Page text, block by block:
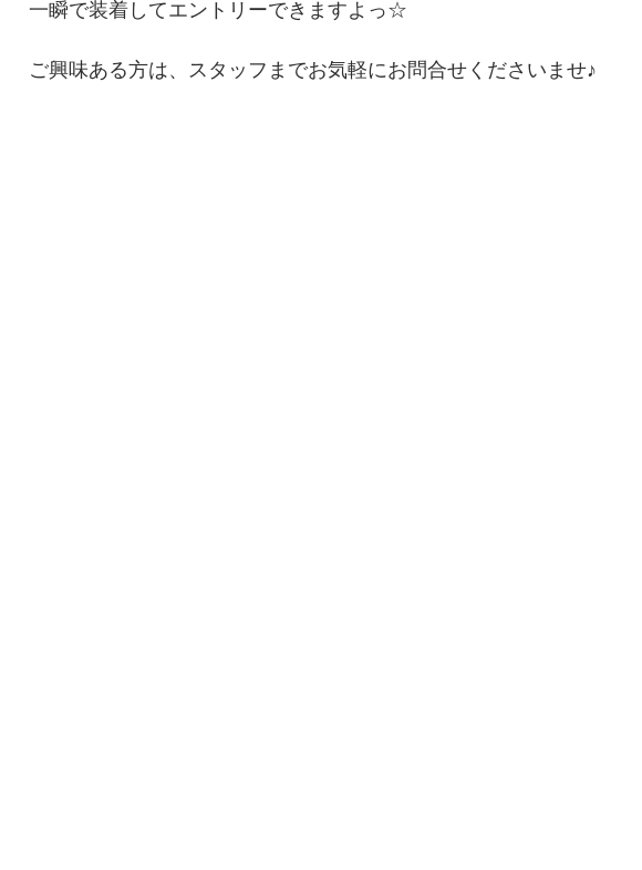
一瞬で装着してエントリーできますよっ☆
ご興味ある方は、スタッフまでお気軽にお問合せくださいませ♪